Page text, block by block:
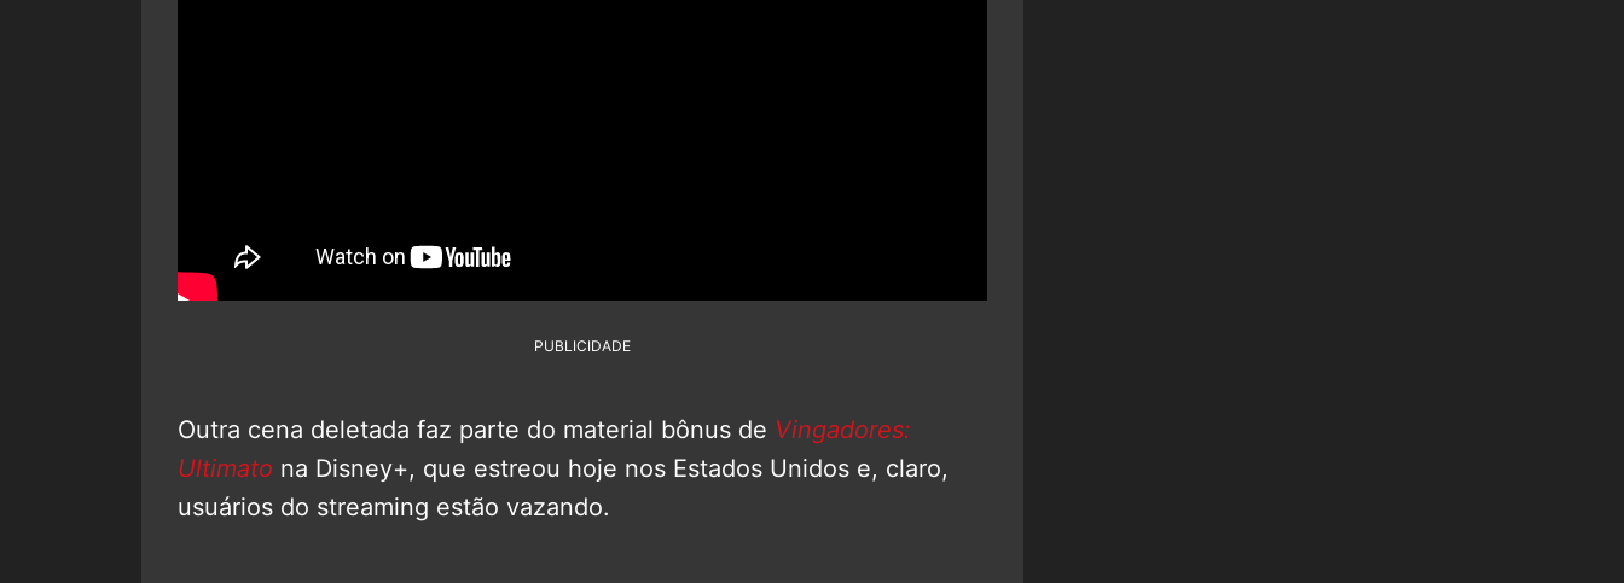
PUBLICIDADE
Outra cena deletada faz parte do material bônus de Vingadores:
Ultimato na Disney+, que estreou hoje nos Estados Unidos e, claro,
usuários do streaming estão vazando.